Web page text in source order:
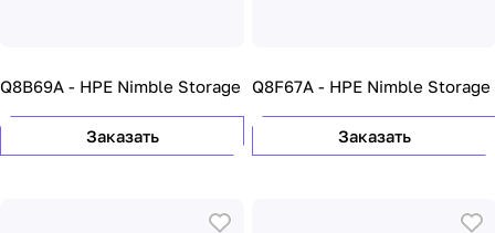
Q8B69A - HPE Nimble Storage
Заказать
Q8F67A - HPE Nimble Storage
Заказать